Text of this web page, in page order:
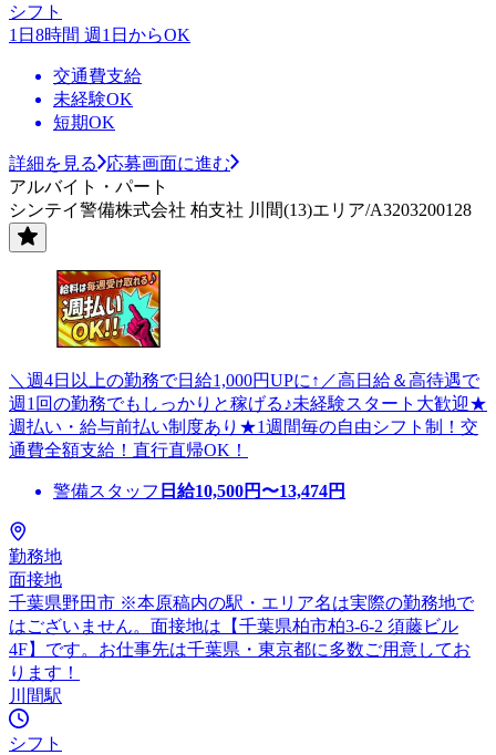
シフト
1日8時間 週1日からOK
交通費支給
未経験OK
短期OK
詳細を見る
応募画面に進む
アルバイト・パート
シンテイ警備株式会社 柏支社 川間(13)エリア/A3203200128
＼週4日以上の勤務で日給1,000円UPに↑／高日給＆高待遇で
週1回の勤務でもしっかりと稼げる♪未経験スタート大歓迎★
週払い・給与前払い制度あり★1週間毎の自由シフト制！交
通費全額支給！直行直帰OK！
警備スタッフ 日給10,500円〜13,474円
勤務地
面接地
千葉県野田市 ※本原稿内の駅・エリア名は実際の勤務地で
はございません。面接地は【千葉県柏市柏3-6-2 須藤ビル
4F】です。お仕事先は千葉県・東京都に多数ご用意してお
ります！
川間駅
シフト